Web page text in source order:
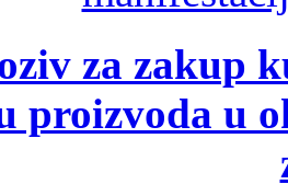
za zakup
proizvoda u